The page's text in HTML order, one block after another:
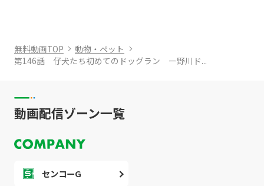
無料動画TOP
動物・ペット
第146話 仔犬たち初めてのドッグラン ー野川ド...
動画配信ゾーン一覧
センコーG